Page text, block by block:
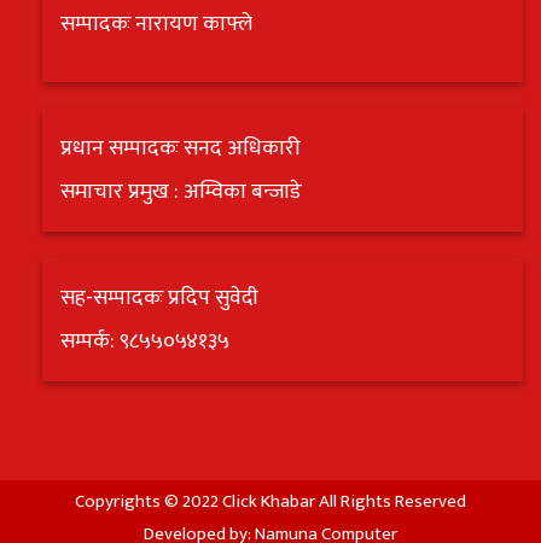
सम्पादकः नारायण काफ्ले
प्रधान सम्पादकः सनद अधिकारी
समाचार प्रमुख : अम्विका बन्जाडे
सह-सम्पादकः प्रदिप सुवेदी
सम्पर्क: ९८५५०५४१३५
Copyrights © 2022 Click Khabar All Rights Reserved
Developed by:Namuna Computer